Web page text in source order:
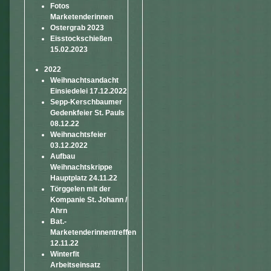
Fotos
Marketenderinnen
Ostergrab 2023
Eisstockschießen
15.02.2023
2022
Weihnachtsandacht
Einsiedelei 17.12.2022
Sepp-Kerschbaumer
Gedenkfeier St. Pauls
08.12.22
Weihnachtsfeier
03.12.2022
Aufbau
Weihnachtskrippe
Hauptplatz 24.11.22
Törggelen mit der
Kompanie St. Johann /
Ahrn
Bat.-
Marketenderinnentreffen
12.11.22
Winterfit
Arbeitseinsatz